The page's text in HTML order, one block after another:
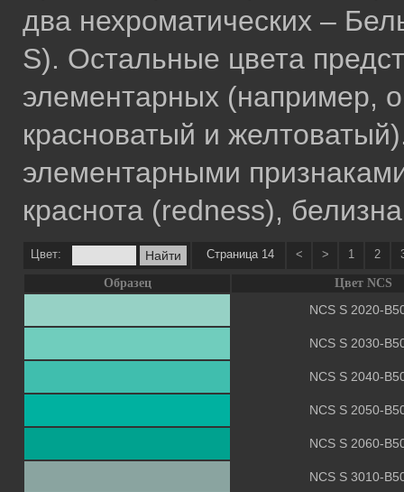
два нехроматических –
S). Остальные цвета
элементарных (например,
красноватый и
элементарными
краснота (redness),
Цвет: Страница 14 < > 1 2
Образец Цвет NCS
NCS S 2020-
NCS S 2030-
NCS S 2040-
NCS S 2050-
NCS S 2060-
NCS S 3010-